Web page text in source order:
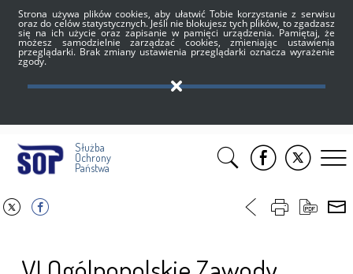
Strona używa plików cookies, aby ułatwić Tobie korzystanie z serwisu
oraz do celów statystycznych. Jeśli nie blokujesz tych plików, to zgadzasz
się na ich użycie oraz zapisanie w pamięci urządzenia. Pamiętaj, że
możesz samodzielnie zarządzać cookies, zmieniając ustawienia
przeglądarki. Brak zmiany ustawienia przeglądarki oznacza wyrażenie
zgody.
Służba
Ochrony
Państwa